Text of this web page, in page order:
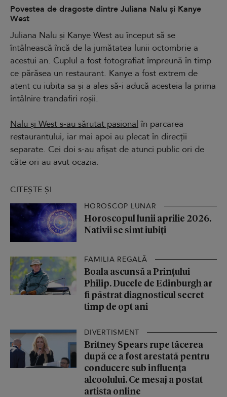
Povestea de dragoste dintre Juliana Nalu și Kanye
West
Juliana Nalu și Kanye West au început să se
întâlnească încă de la jumătatea lunii octombrie a
acestui an. Cuplul a fost fotografiat împreună în timp
ce părăsea un restaurant. Kanye a fost extrem de
atent cu iubita sa și a ales să-i aducă acesteia la prima
întâlnire trandafiri roșii.
Nalu și West s-au sărutat pasional în parcarea
restaurantului, iar mai apoi au plecat în direcții
separate. Cei doi s-au afișat de atunci public ori de
câte ori au avut ocazia.
CITEȘTE ȘI
HOROSCOP LUNAR
Horoscopul lunii aprilie 2026.
Nativii se simt iubiți
FAMILIA REGALĂ
Boala ascunsă a Prințului
Philip. Ducele de Edinburgh ar
fi păstrat diagnosticul secret
timp de opt ani
DIVERTISMENT
Britney Spears rupe tăcerea
după ce a fost arestată pentru
conducere sub influența
alcoolului. Ce mesaj a postat
artista online